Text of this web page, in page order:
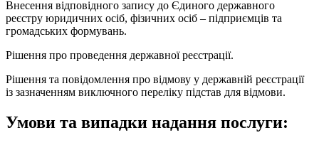
Внесення відповідного запису до Єдиного державного
реєстру юридичних осіб, фізичних осіб – підприємців та
громадських формувань.
Рішення про проведення державної реєстрації.
Рішення та повідомлення про відмову у державній реєстрації
із зазначенням виключного переліку підстав для відмови.
Умови та випадки надання послуги: